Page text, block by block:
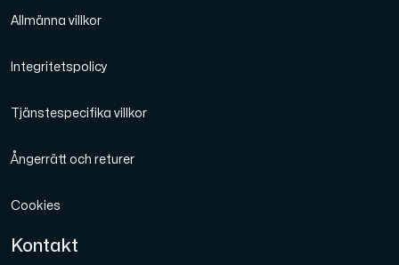
Allmänna villkor
Integritetspolicy
Tjänstespecifika villkor
Ångerrätt och returer
Cookies
Kontakt